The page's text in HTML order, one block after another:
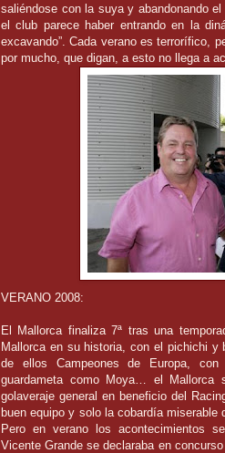
saliéndose con la suya y abandonando
el club parece haber entrando en la
excavando”. Cada verano es terrorífico,
por mucho, que digan, a esto no llega a
VERANO 2008:
El Mallorca finaliza 7ª tras una
Mallorca en su historia, con el pichichi y
de ellos Campeones de Europa,
guardameta como Moya… el
golaveraje general en beneficio del
buen equipo y solo la cobardía miserable
Pero en verano los acontecimientos
Vicente Grande se declaraba en